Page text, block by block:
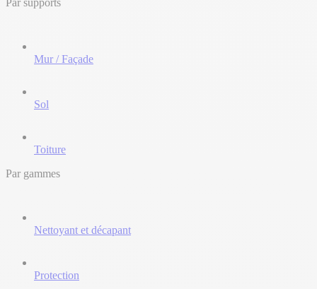
Par supports
Mur / Façade
Sol
Toiture
Par gammes
Nettoyant et décapant
Protection